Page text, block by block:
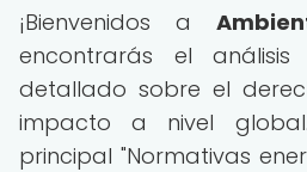
¡Bienvenidos a
encontrarás el
detallado sobre el
impacto a nivel
principal "Normativas